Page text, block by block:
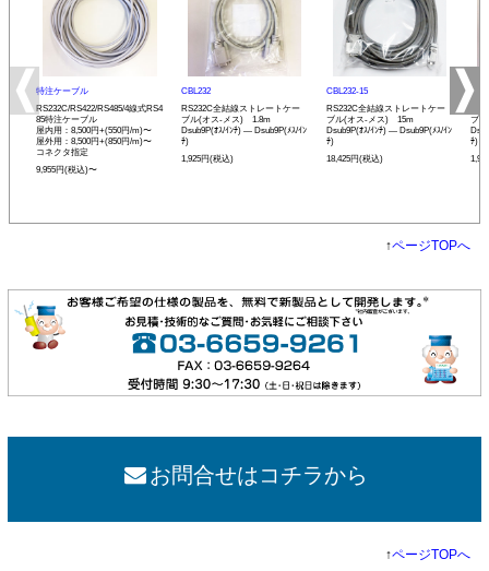
特注ケーブル
RS232C/RS422/RS485/4線式RS4
85特注ケーブル
屋内用：8,500円+(550円/m)〜
屋外用：8,500円+(850円/m)〜
コネクタ指定
9,955円(税込)〜
CBL232
RS232C全結線ストレートケー
ブル(オス-メス) 1.8m
Dsub9P(ｵｽ/ｲﾝﾁ) ― Dsub9P(ﾒｽ/ｲﾝ
ﾁ)
1,925円(税込)
CBL232-15
RS232C全結線ストレートケー
ブル(オス-メス) 15m
Dsub9P(ｵｽ/ｲﾝﾁ) ― Dsub9P(ﾒｽ/ｲﾝ
ﾁ)
18,425円(税込)
ブ
ﾁ)
↑ページTOPへ
お問合せはコチラから
↑ページTOPへ